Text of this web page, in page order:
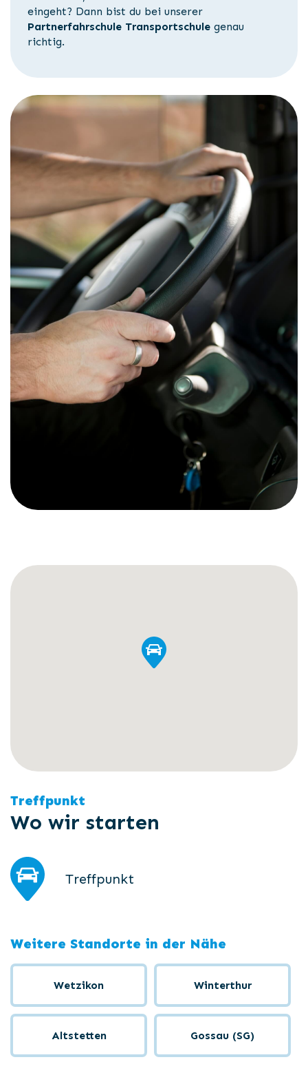
eingeht? Dann bist du bei unserer
Partnerfahrschule Transportschule genau
richtig.
Treffpunkt
Wo wir starten
Treffpunkt
Weitere Standorte in der Nähe
Wetzikon Winterthur
Altstetten Gossau (SG)